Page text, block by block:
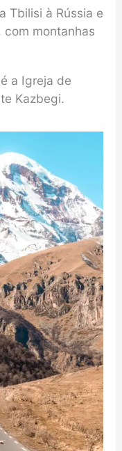
Tbilisi à Rússia e
montanhas
a Igreja de
Kazbegi.